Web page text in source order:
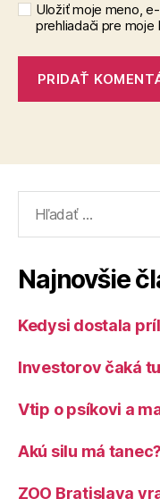
Uložiť moje meno,
prehliadači pre
Najnovšie
Kedysi dostala
Investorov čaká
Vtip o psíkovi a
Akú silu má tanec?
ZOO Bratislava